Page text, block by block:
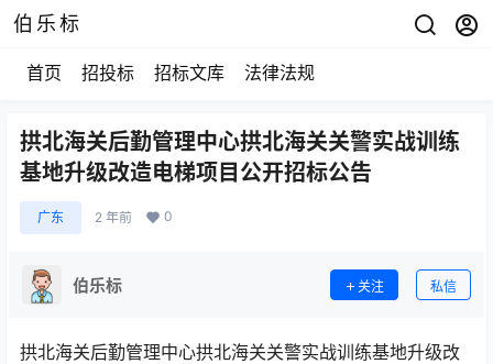
伯乐标
首页 招投标 招标文库 法律法规
拱北海关后勤管理中心拱北海关关警实战训练
基地升级改造电梯项目公开招标公告
广东 2 年前 0
伯乐标 关注 私信
拱北海关后勤管理中心拱北海关关警实战训练基地升级改